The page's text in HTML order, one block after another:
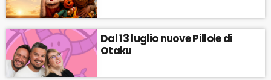
Dal 13 luglio nuove Pillole di
Otaku